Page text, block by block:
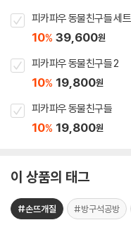
피카파우 동물친구들 세트
10% 39,600원
피카파우 동물친구들 2
10% 19,800원
피카파우 동물친구들
10% 19,800원
이 상품의 태그
#손뜨개질 #방구석공방